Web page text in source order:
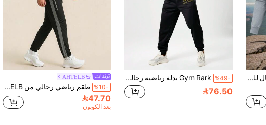
بدلة رياضية كاجوال للرجال للخريف، بدلة رياضية مخططة، طقم بلوزة رياضية عصرية، مناسبة للتنزه والارتداء اليومي. هدية رائعة. الربيع
%49- Gym Rark بدلة رياضية رجالية مكونة من هودي مطبوع عليه حرف وبنطلون مع بطانة حرارية، طقم تمرين
76.50
AHTELB
%10- طقم رياضي رجالي من AHTELB بخطوط جانبية متباينة، قميص بأكمام قصيرة مرن وفضفاض وسريع الجفاف مع بنطال طويل بأساور، مناسب للتنقل اليومي والرياضات الترفيهية الخارجية، هدية للزوج والصديق والحبيب والأب، طقم رجالي من قطعتين، ملابس جيم للرجال
47.70
بعد الكوبون